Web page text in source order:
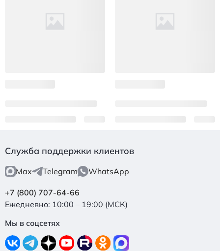
Служба поддержки клиентов
Max Telegram WhatsApp
+7 (800) 707-64-66
Ежедневно: 10:00 – 19:00 (МСК)
Мы в соцсетях